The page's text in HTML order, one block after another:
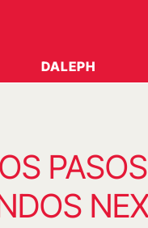
DALEPH